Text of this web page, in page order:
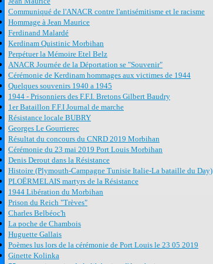
Communiqué de l'ANACR contre l'antisémitisme et le racisme
Hommage à Jean Maurice
Ferdinand Malardé
Kerdinam Quistinic Morbihan
Perpétuer la Mémoire Etel Belz
ANACR Journée de la Déportation se "Souvenir"
Cérémonie de Kerdinam hommages aux victimes de 1944
Quelques souvenirs 1940 a 1945
1944 - Prisonniers des F.F.I. Bretons Gilbert Baudry
1er Bataillon F.F.I Journal de marche
Résistance locale BUBRY
Georges Le Gourrierec
Résultat du concours du CNRD 2019 Morbihan
Cérémonie du 23 mai 2019 Port Louis Morbihan
Denis Derout dans la Résistance
Histoire (Plymouth-Campagne Tunisie Italie-La bataille du Day)
PLOËRMELAIS martyrs de la Résistance
1944 Libération du Morbihan
Prison du Reich "Trèves"
Charles Belbéoc'h
La poche de Chambois
Huguette Gallais
Poèmes lus lors de la cérémonie de Port Louis le 23 05 2019
Ginette Kolinka